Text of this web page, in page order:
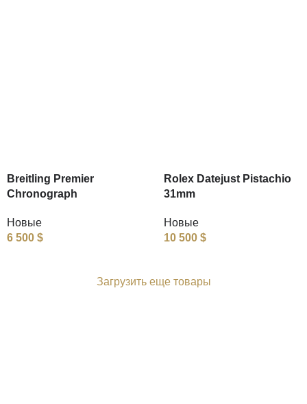
Breitling Premier
Chronograph
Новые
6 500 $
Rolex Datejust Pistachio
31mm
Новые
10 500 $
Загрузить еще товары